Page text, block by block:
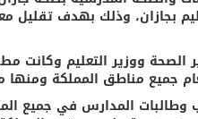
بجازان، وذلك بهدف تقليل
جميع مناطق المملكة ومنها
المدارس في جميع